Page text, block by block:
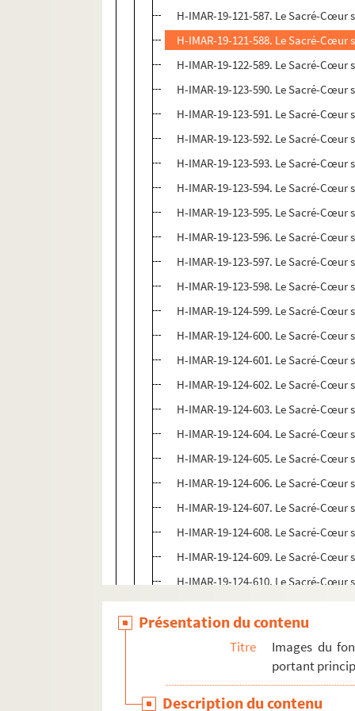
H-IMAR-19-121-587. Le Sacré-Cœur
H-IMAR-19-121-588. Le Sacré-Cœur
H-IMAR-19-122-589. Le Sacré-Cœur
H-IMAR-19-123-590. Le Sacré-Cœur
H-IMAR-19-123-591. Le Sacré-Cœur
H-IMAR-19-123-592. Le Sacré-Cœur
H-IMAR-19-123-593. Le Sacré-Cœur
H-IMAR-19-123-594. Le Sacré-Cœur
H-IMAR-19-123-595. Le Sacré-Cœur
H-IMAR-19-123-596. Le Sacré-Cœur
H-IMAR-19-123-597. Le Sacré-Cœur
H-IMAR-19-123-598. Le Sacré-Cœur
H-IMAR-19-124-599. Le Sacré-Cœur
H-IMAR-19-124-600. Le Sacré-Cœur
H-IMAR-19-124-601. Le Sacré-Cœur
H-IMAR-19-124-602. Le Sacré-Cœur
H-IMAR-19-124-603. Le Sacré-Cœur
H-IMAR-19-124-604. Le Sacré-Cœur
H-IMAR-19-124-605. Le Sacré-Cœur
H-IMAR-19-124-606. Le Sacré-Cœur
H-IMAR-19-124-607. Le Sacré-Cœur
H-IMAR-19-124-608. Le Sacré-Cœur
H-IMAR-19-124-609. Le Sacré-Cœur
H-IMAR-19-124-610. Le Sacré-Cœur
H-IMAR-19-124-611. Le Sacré-Cœur
H-IMAR-19-124-612. Le Sacré-
H-IMAR-19-124-613. Le Sacré-
H-IMAR-19-125-615. Le Sacré-Cœur
Présentation du contenu
Titre
Images du
portant
Description du contenu